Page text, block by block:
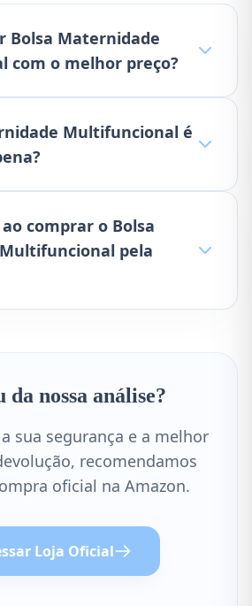
Bolsa Maternidade
com o melhor preço?
Multifuncional é
comprar o Bolsa
pela
da nossa análise?
sua segurança e a melhor
recomendamos
oficial na Amazon.
Loja Oficial